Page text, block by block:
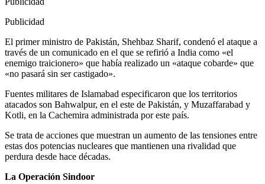
Publicidad
El primer ministro de Pakistán, Shehbaz Sharif, condenó el ataque a
través de un comunicado en el que se refirió a India como «el
enemigo traicionero» que había realizado un «ataque cobarde» que
«no pasará sin ser castigado».
Fuentes militares de Islamabad especificaron que los territorios
atacados son Bahwalpur, en el este de Pakistán, y Muzaffarabad y
Kotli, en la Cachemira administrada por este país.
Se trata de acciones que muestran un aumento de las tensiones entre
estas dos potencias nucleares que mantienen una rivalidad que
perdura desde hace décadas.
La Operación Sindoor